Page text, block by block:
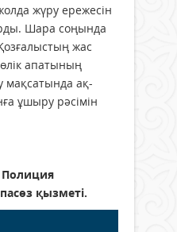
жүру ережесін
Шара соңында
жас
апатының
мақсатында ақ-
ұшыру рәсімін
қызметі.